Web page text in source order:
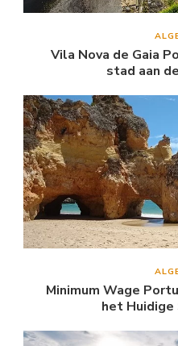
Vila Nova de Gaia
stad aan
Minimum Wage
het Huidige